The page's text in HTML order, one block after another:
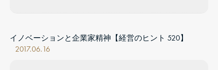
イノベーションと企業家精神【経営のヒント 520】
2017.06.16